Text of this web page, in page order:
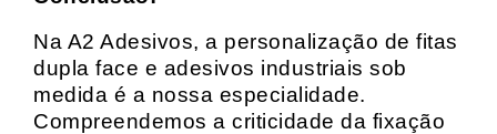
Na A2 Adesivos, a personalização de fitas
dupla face e adesivos industriais sob
medida é a nossa especialidade.
Compreendemos a criticidade da fixação